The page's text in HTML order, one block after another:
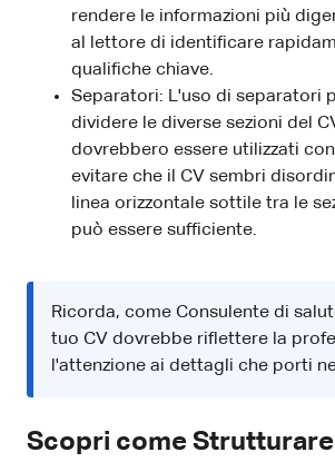
rendere le informazioni più
al lettore di identificare
qualifiche chiave.
Separatori: L'uso di separatori
dividere le diverse sezioni del
dovrebbero essere utilizzati
evitare che il CV sembri
linea orizzontale sottile tra le
può essere sufficiente.
Ricorda, come Consulente di
tuo CV dovrebbe riflettere la
l'attenzione ai dettagli che porti
Scopri come Strutturare